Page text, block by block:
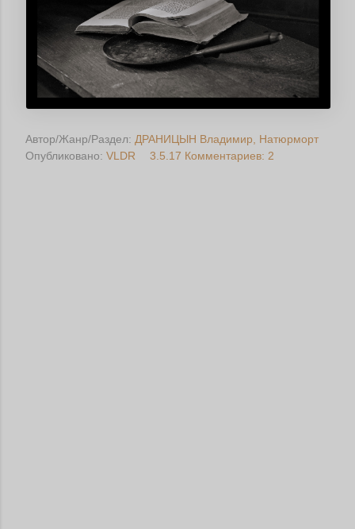
Автор/Жанр/Раздел: ДРАНИЦЫН Владимир
Натюрморт
Опубликовано: VLDR 3.5.17 Комментариев: 2